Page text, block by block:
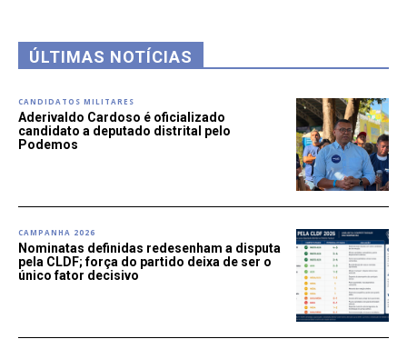
ÚLTIMAS NOTÍCIAS
CANDIDATOS MILITARES
Aderivaldo Cardoso é oficializado
candidato a deputado distrital pelo
Podemos
CAMPANHA 2026
Nominatas definidas redesenham a disputa
pela CLDF; força do partido deixa de ser o
único fator decisivo